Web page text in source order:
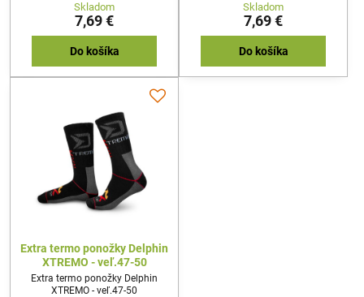
Skladom
7,69 €
Do košíka
Skladom
7,69 €
Do košíka
Extra termo ponožky Delphin
XTREMO - veľ.47-50
Extra termo ponožky Delphin
XTREMO - veľ.47-50